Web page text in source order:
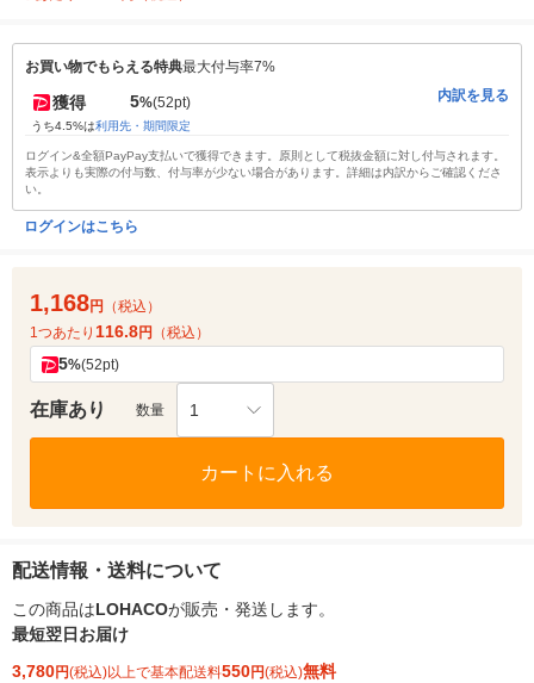
お買い物でもらえる特典最大付与率7%
獲得 5%(52pt)
うち4.5%は利用先・期間限定
内訳を見る
ログイン&全額PayPay支払いで獲得できます。原則として税抜金額に対し付与されます。
表示よりも実際の付与数、付与率が少ない場合があります。詳細は内訳からご確認くださ
い。
ログインはこちら
1,168円
（税込）
1つあたり 116.8円 （税込）
5%(52pt)
在庫あり 数量 1
カートに入れる
配送情報・送料について
この商品はLOHACOが販売・発送します。
最短翌日お届け
3,780円(税込)以上で基本配送料550円(税込)無料